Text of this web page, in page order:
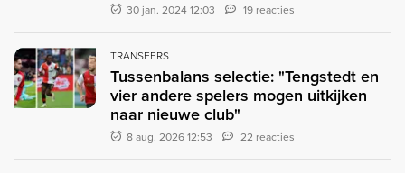
30 jan. 2024 12:03 19 reacties
TRANSFERS
Tussenbalans selectie: "Tengstedt en
vier andere spelers mogen uitkijken
naar nieuwe club"
8 aug. 2026 12:53 22 reacties